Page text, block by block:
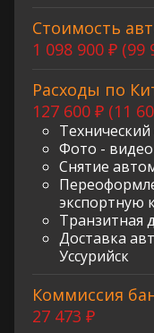
Стоимость
1 098 900 ₽ (99
Расходы по
127 600 ₽ (11
Фото -
Снятие
экспортную
Транзитная
Доставка
Уссурийск
Коммиссия
27 473 ₽